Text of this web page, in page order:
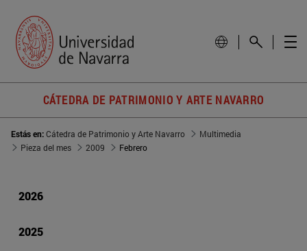
CÁTEDRA DE PATRIMONIO Y ARTE NAVARRO
Estás en:Cátedra de Patrimonio y Arte Navarro
Multimedia
Pieza del mes
2009 Febrero
2026
2025